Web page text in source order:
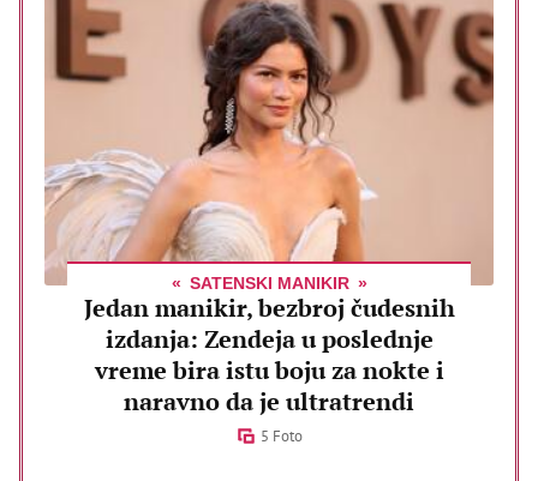
SATENSKI MANIKIR
Jedan manikir, bezbroj čudesnih
izdanja: Zendeja u poslednje
vreme bira istu boju za nokte i
naravno da je ultratrendi
5 Foto